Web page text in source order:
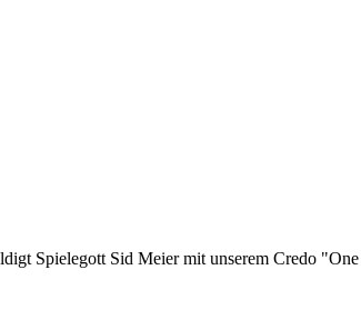
Spielegott Sid Meier mit unserem Credo